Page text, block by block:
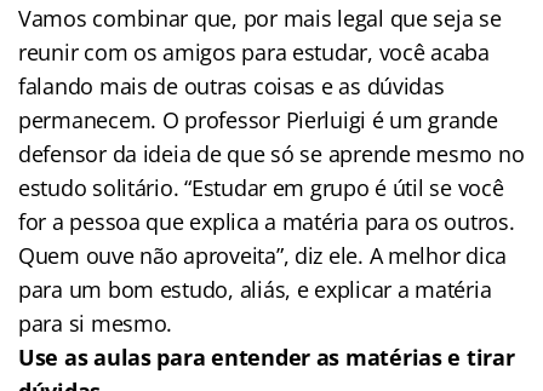
Vamos combinar que, por mais legal que seja se
reunir com os amigos para estudar, você acaba
falando mais de outras coisas e as dúvidas
permanecem. O professor Pierluigi é um grande
defensor da ideia de que só se aprende mesmo no
estudo solitário. “Estudar em grupo é útil se você
for a pessoa que explica a matéria para os outros.
Quem ouve não aproveita”, diz ele. A melhor dica
para um bom estudo, aliás, e explicar a matéria
para si mesmo.
Use as aulas para entender as matérias e tirar